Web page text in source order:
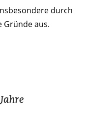
durch
Gründe aus.